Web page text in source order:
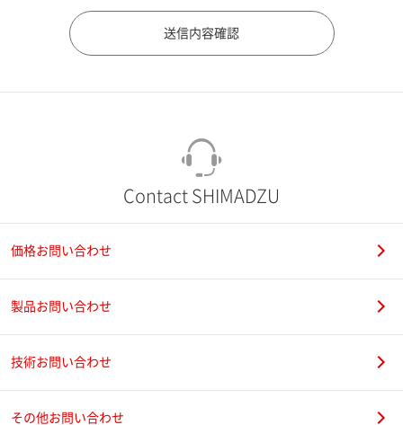
Contact SHIMADZU
価格お問い合わせ
製品お問い合わせ
技術お問い合わせ
その他お問い合わせ